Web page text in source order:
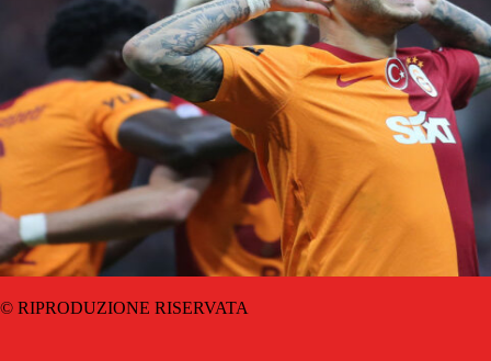
© RIPRODUZIONE RISERVATA